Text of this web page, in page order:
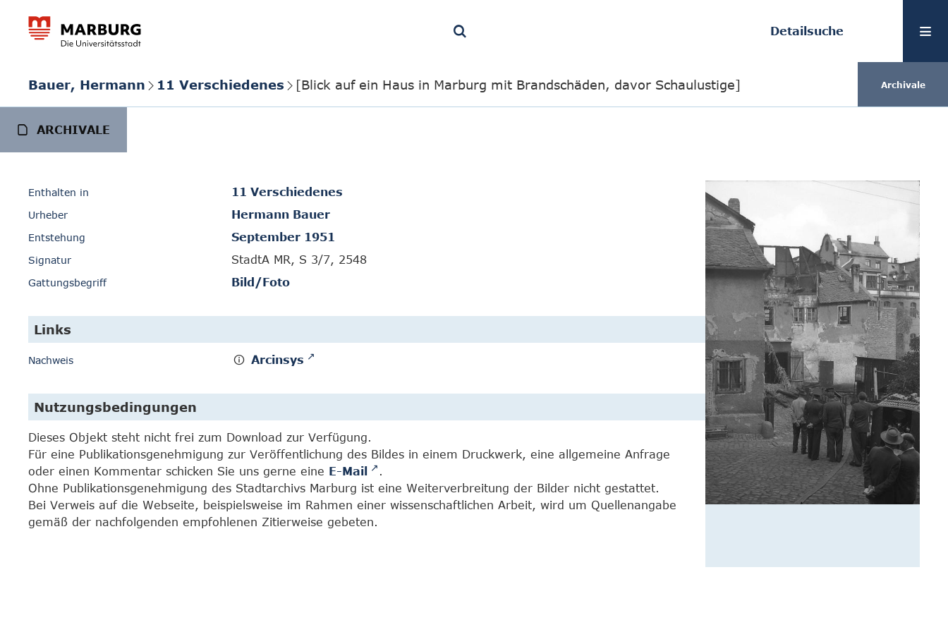
Detailsuche
Bauer, Hermann 11 Verschiedenes [Blick auf ein Haus in Marburg mit Brandschäden, davor Schaulustige] Archivale
ARCHIVALE
Enthalten in 11 Verschiedenes
Urheber Hermann Bauer
Entstehung September 1951
Signatur StadtA MR, S 3/7, 2548
Gattungsbegriff Bild/Foto
Links
Nachweis Arcinsys
Nutzungsbedingungen
Dieses Objekt steht nicht frei zum Download zur Verfügung.
Für eine Publikationsgenehmigung zur Veröffentlichung des Bildes in einem Druckwerk, eine allgemeine Anfrage
oder einen Kommentar schicken Sie uns gerne eine E-Mail
.
Ohne Publikationsgenehmigung des Stadtarchivs Marburg ist eine Weiterverbreitung der Bilder nicht gestattet.
Bei Verweis auf die Webseite, beispielsweise im Rahmen einer wissenschaftlichen Arbeit, wird um Quellenangabe
gemäß der nachfolgenden empfohlenen Zitierweise gebeten.